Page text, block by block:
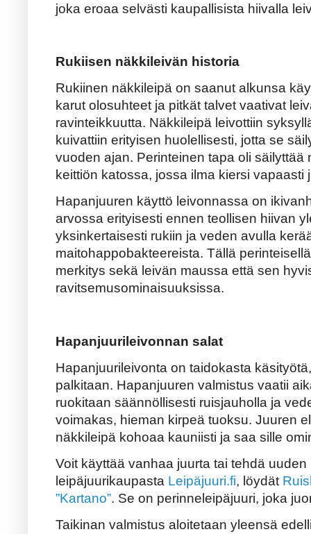
joka eroaa selvästi kaupallisista hiivalla
Rukiisen näkkileivän historia
Rukiinen näkkileipä on saanut alkunsa
karut olosuhteet ja pitkät talvet vaativat
ravinteikkuutta. Näkkileipä leivottiin
kuivattiin erityisen huolellisesti, jotta se
vuoden ajan. Perinteinen tapa oli säilyttää
keittiön katossa, jossa ilma kiersi vapaasti
Hapanjuuren käyttö leivonnassa on
arvossa erityisesti ennen teollisen hiivan
yksinkertaisesti rukiin ja veden avulla
maitohappobakteereista. Tällä
merkitys sekä leivän maussa että sen
ravitsemusominaisuuksissa.
Hapanjuurileivonnan salat
Hapanjuurileivonta on taidokasta
palkitaan. Hapanjuuren valmistus vaatii
ruokitaan säännöllisesti ruisjauholla ja
voimakas, hieman kirpeä tuoksu. Juuren
näkkileipä kohoaa kauniisti ja saa sille
Voit käyttää vanhaa juurta tai tehdä uuden
leipäjuurikaupasta Leipäjuuri.fi, löydät
”Kartano”. Se on perinneleipäjuuri, joka
Taikinan valmistus aloitetaan yleensä